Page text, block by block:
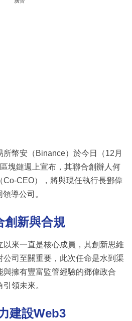
幣安（Binance）於今日（12月
塊鏈週上宣布，其聯合創辦人何
Co-CEO），將與現任執行長鄧偉
導公司。
創新與合規
來一直是核心成員，其創新思維
公司至關重要，此次任命是水到渠
與擁有豐富監管經驗的鄧偉政合
領未來。
建設Web3